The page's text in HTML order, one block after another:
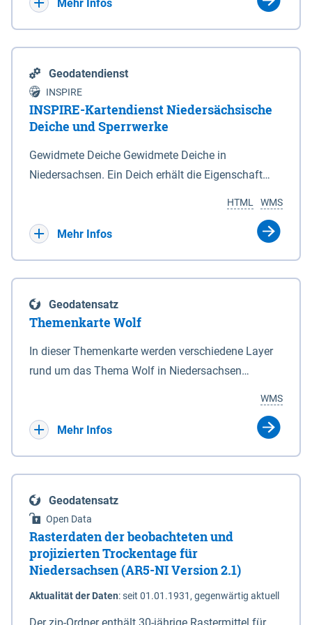
Mehr Infos
Geodatendienst
INSPIRE
INSPIRE-Kartendienst Niedersächsische
Deiche und Sperrwerke
Gewidmete Deiche Gewidmete Deiche in
Niedersachsen. Ein Deich erhält die Eigenschaft
Deichbehörde durch Verordnung ausspricht. Für
enthalten. Sperrwerke Sperrwerke sind Bauwerke
mit Sperrvorrichtungen in Tidegewässern, die dem
Schutz eines Gebietes vor erhöhten Tiden, vor allem
vor Sturmfluten, zu dienen bestimmt sind (§2 Abs.3
Eigenschaft eines Sperrwerkes durch Widmung, die
die Deichbehörde durch Verordnung ausspricht.
WMS
HTML
Mehr Infos
Geodatensatz
Themenkarte Wolf
In dieser Themenkarte werden verschiedene Layer
rund um das Thema Wolf in Niedersachsen
sowie Status der bestehenden Wolfsterritorien im
laufenden Monitoringjahr.
WMS
Mehr Infos
Geodatensatz
Open Data
Rasterdaten der beobachteten und
projizierten Trockentage für
Niedersachsen (AR5-NI Version 2.1)
Aktualität der Daten:seit 01.01.1931, gegenwärtig aktuell